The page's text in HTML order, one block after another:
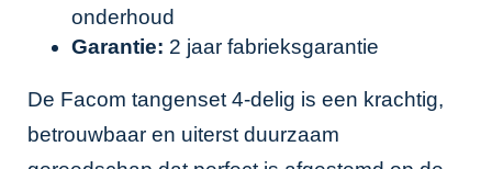
onderhoud
Garantie: 2 jaar fabrieksgarantie
De Facom tangenset 4-delig is een krachtig,
betrouwbaar en uiterst duurzaam